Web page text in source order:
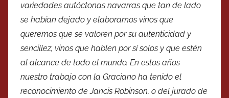
variedades autóctonas navarras que tan de lado
se habían dejado y elaboramos vinos que
queremos que se valoren por su autenticidad y
sencillez, vinos que hablen por sí solos y que estén
al alcance de todo el mundo. En estos años
nuestro trabajo con la Graciano ha tenido el
reconocimiento de Jancis Robinson, o del jurado de